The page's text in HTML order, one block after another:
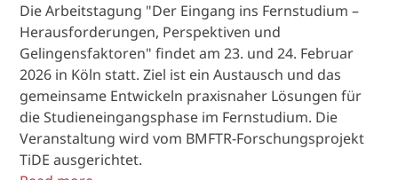
Die Arbeitstagung "Der Eingang ins Fernstudium –
Herausforderungen, Perspektiven und
Gelingensfaktoren" findet am 23. und 24. Februar
2026 in Köln statt. Ziel ist ein Austausch und das
gemeinsame Entwickeln praxisnaher Lösungen für
die Studieneingangsphase im Fernstudium. Die
Veranstaltung wird vom BMFTR-Forschungsprojekt
TiDE ausgerichtet.